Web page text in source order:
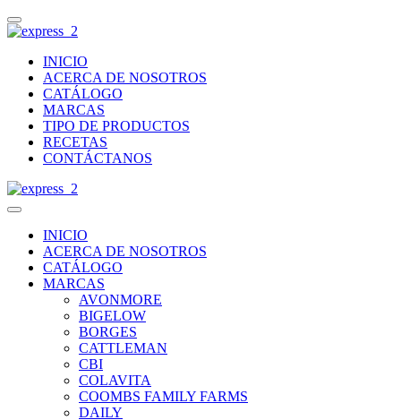
INICIO
ACERCA DE NOSOTROS
CATÁLOGO
MARCAS
TIPO DE PRODUCTOS
RECETAS
CONTÁCTANOS
INICIO
ACERCA DE NOSOTROS
CATÁLOGO
MARCAS
AVONMORE
BIGELOW
BORGES
CATTLEMAN
CBI
COLAVITA
COOMBS FAMILY FARMS
DAILY